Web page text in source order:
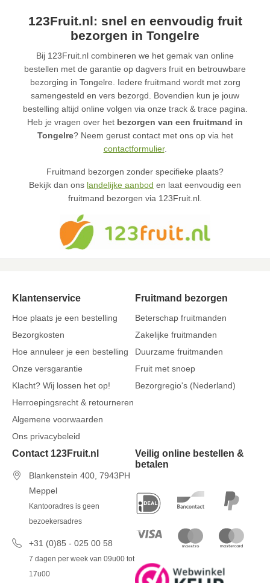
123Fruit.nl: snel en eenvoudig fruit
bezorgen in Tongelre
Bij 123Fruit.nl combineren we het gemak van online
bestellen met de garantie op dagvers fruit en betrouwbare
bezorging in Tongelre. Iedere fruitmand wordt met zorg
samengesteld en vers bezorgd. Bovendien kun je jouw
bestelling altijd online volgen via onze track & trace pagina.
Heb je vragen over het bezorgen van een fruitmand in
Tongelre? Neem gerust contact met ons op via het
contactformulier.
Fruitmand bezorgen zonder specifieke plaats?
Bekijk dan ons landelijke aanbod en laat eenvoudig een
fruitmand bezorgen via 123Fruit.nl.
Klantenservice
Hoe plaats je een bestelling
Bezorgkosten
Hoe annuleer je een bestelling
Onze versgarantie
Klacht? Wij lossen het op!
Herroepingsrecht & retourneren
Algemene voorwaarden
Ons privacybeleid
Fruitmand bezorgen
Beterschap fruitmanden
Zakelijke fruitmanden
Duurzame fruitmanden
Fruit met snoep
Bezorgregio's (Nederland)
Contact 123Fruit.nl
Blankenstein 400, 7943PH
Meppel
Kantooradres is geen
bezoekersadres
+31 (0)85 - 025 00 58
7 dagen per week van 09u00 tot
17u00
Veilig online bestellen &
betalen